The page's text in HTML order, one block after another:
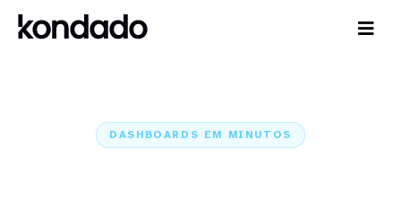
DASHBOARDS EM MINUTOS